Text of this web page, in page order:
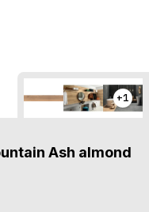
+1
Ash almond